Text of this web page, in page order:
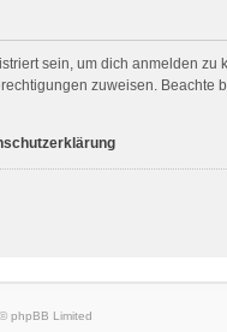
sein, um dich anmelden
zuweisen.
phpBB Limited